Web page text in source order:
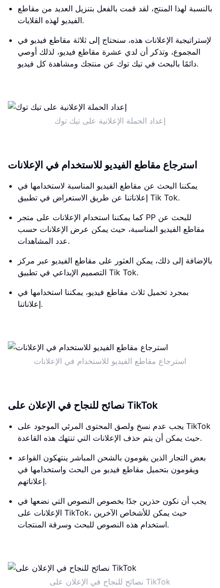
بالنسبة لهذا المنتج، لقد قمت بالفعل بتنزيل العديد من مقاطع
الفيديو لهذه القلايات.
لإستراتيجية الإعلانات هذه، سنحتاج إلى ثلاثة مقاطع فيديو في
المجموع، وتذكر أن لدي عشرة مقاطع فيديو، لذلك أوصي
دائمًا بالبحث في تيك توك عن منتجك ومشاهدة كل فيديو.
إعداد الحملة الإعلانية على تيك توك
استرجاع مقاطع الفيديو للاستخدام في الإعلانات
يمكننا البحث عن مقاطع الفيديو المناسبة لاستخدامها في
إعلاناتنا عن طريق الاستعراض في تطبيق Tik Tok.
كما يمكننا استخدام الإعلانات على متجر PP للبحث عن
مقاطع الفيديو المناسبة، حيث يمكن عرض الإعلانات حسب
عدد المشاهدات.
بالإضافة إلى ذلك، يمكن العثور على مقاطع الفيديو عبر مركز
التصميم الإبداعي في تطبيق Tik Tok.
بمجرد تحميل ثلاث مقاطع فيديو، يمكننا استخدامها في
إعلاناتنا.
استرجاع مقاطع الفيديو للاستخدام في الإعلانات
نصائح للنجاح في الإعلان على TikTok
يجب عدم نسخ ولصق المحتوى المرئي الموجود على TikTok
حيث يمكن أن يتم حذف الإعلانات التي تنتهك هذه القاعدة.
بعض التجار الذين يقومون بالشحن المباشر ينتهكون القواعد
ويقومون بتحميل مقاطع فيديو من البحث واستخدامها في
إعلاناتهم.
يجب أن نكون حذرين جدًا بخصوص النصوص التي نضعها في
الإعلانات على TikTok، حيث يمكن للأشخاص الآخرين
استخدام هذه النصوص للبحث وسرقة المنتجات.
نصائح للنجاح في الإعلان على TikTok